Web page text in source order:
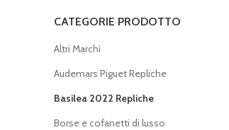
CATEGORIE PRODOTTO
Altri Marchi
Audemars Piguet Repliche
Basilea 2022 Repliche
Borse e cofanetti di lusso